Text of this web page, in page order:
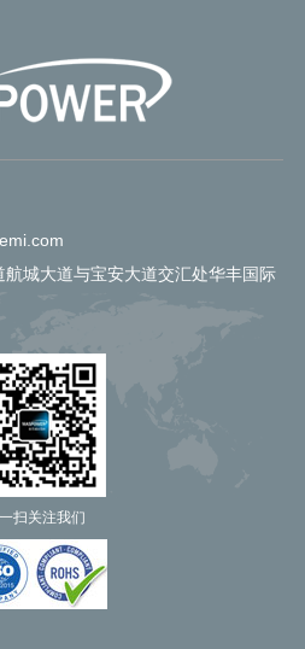
城大道与宝安大道交汇处华丰国际
扫关注我们